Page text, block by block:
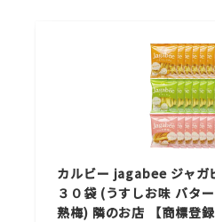
カルビー jagabee ジャガ
３０袋 (うすしお味 バタ
熟梅) 隣のお店 【商標登